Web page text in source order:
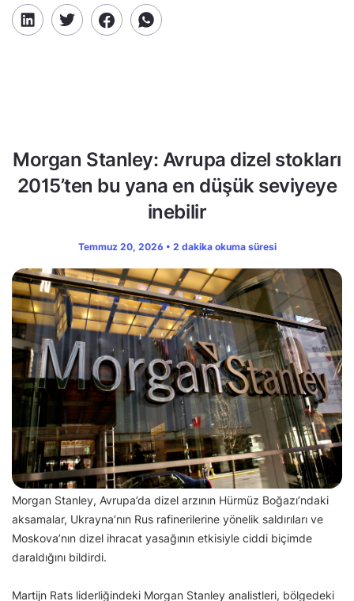
Morgan Stanley: Avrupa dizel stokları
2015’ten bu yana en düşük seviyeye
inebilir
Temmuz 20, 2026 • 2 dakika okuma süresi
Morgan Stanley, Avrupa’da dizel arzının Hürmüz Boğazı’ndaki
aksamalar, Ukrayna’nın Rus rafinerilerine yönelik saldırıları ve
Moskova’nın dizel ihracat yasağının etkisiyle ciddi biçimde
daraldığını bildirdi.
Martijn Rats liderliğindeki Morgan Stanley analistleri, bölgedeki